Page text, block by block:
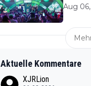
Aug 06,
Aktuelle Kommentare
XJRLion